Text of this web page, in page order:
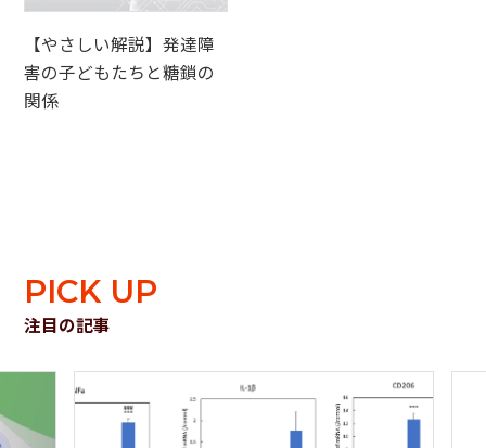
【やさしい解説】発達障
害の子どもたちと糖鎖の
関係
PICK UP
注目の記事